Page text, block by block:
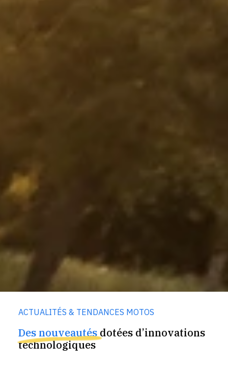
ACTUALITÉS & TENDANCES MOTOS
Des nouveautésdotées d’innovations
technologiques